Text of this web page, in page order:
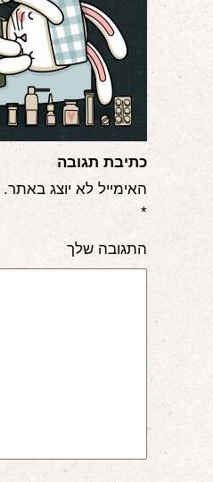
כתיבת תגובה
האימייל לא יוצג באתר.
*
התגובה שלך